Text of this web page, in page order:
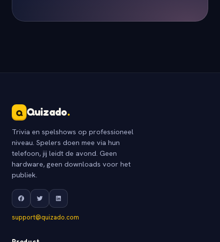
Q Quizado.
Trivia en spelshows op professioneel
niveau. Spelers doen mee via hun
telefoon, jij leidt de avond. Geen
hardware, geen downloads voor het
publiek.
support@quizado.com